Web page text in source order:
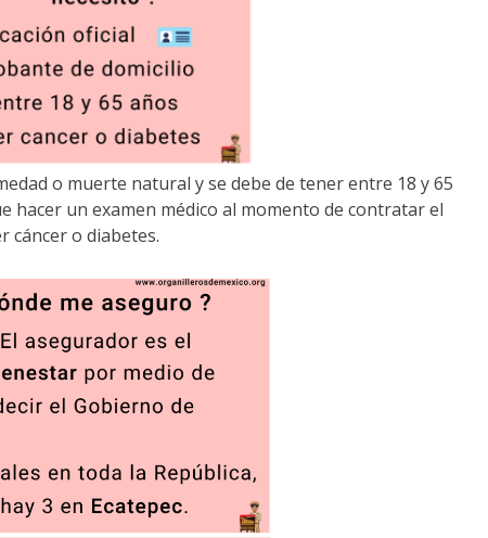
o muerte natural y se debe de tener entre 18 y 65
hacer un examen médico al momento de contratar el
cáncer o diabetes.